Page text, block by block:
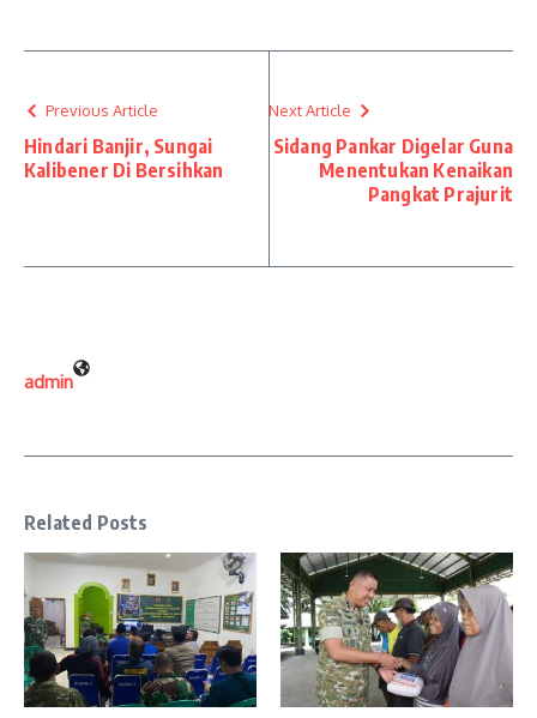
Previous Article
Hindari Banjir, Sungai
Kalibener Di Bersihkan
Next Article
Sidang Pankar Digelar Guna
Menentukan Kenaikan
Pangkat Prajurit
admin
Related Posts